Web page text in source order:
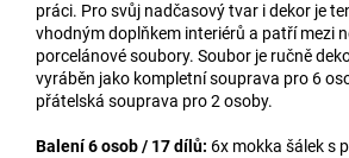
práci. Pro svůj nadčasový tvar i dekor je
vhodným doplňkem interiérů a patří mezi
porcelánové soubory. Soubor je ručně
vyráběn jako kompletní souprava pro 6
přátelská souprava pro 2 osoby.
Balení 6 osob / 17 dílů: 6x mokka šálek s